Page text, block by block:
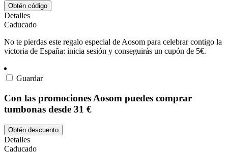
Obtén código
Detalles
Caducado
No te pierdas este regalo especial de Aosom para celebrar contigo la
victoria de España: inicia sesión y conseguirás un cupón de 5€.
Guardar
Con las promociones Aosom puedes comprar
tumbonas desde 31 €
Obtén descuento
Detalles
Caducado